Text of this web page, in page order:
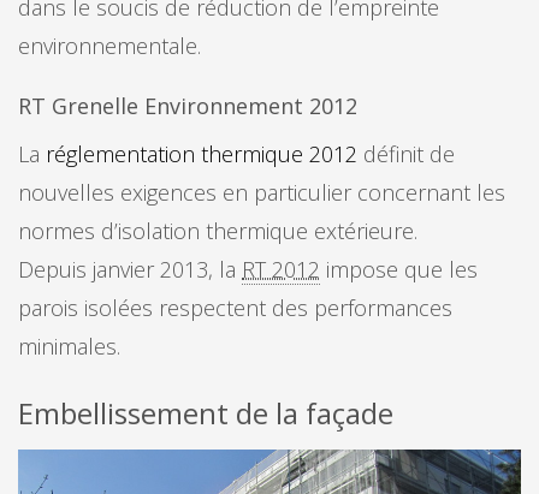
dans le soucis de réduction de l’empreinte
environnementale.
RT Grenelle Environnement 2012
La réglementation thermique 2012 définit de
nouvelles exigences en particulier concernant les
normes d’isolation thermique extérieure.
Depuis janvier 2013, la RT 2012 impose que les
parois isolées respectent des performances
minimales.
Embellissement de la façade